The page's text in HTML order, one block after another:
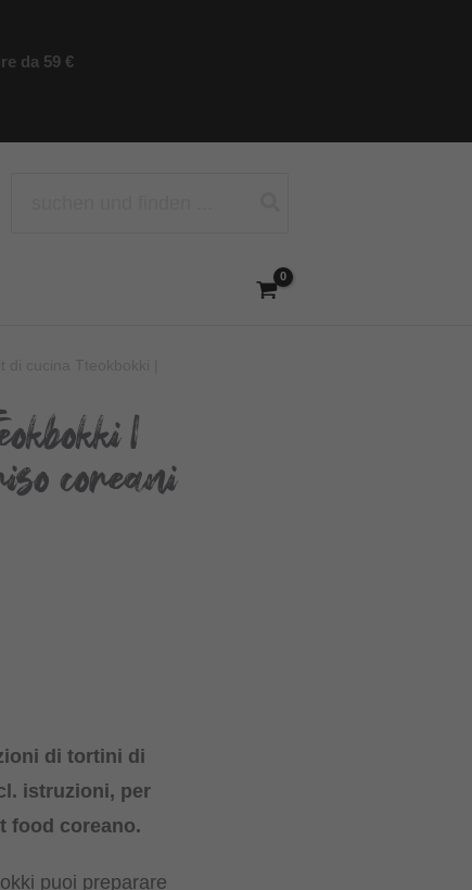
da 59 €
|
coreani
di tortini di
istruzioni, per
food coreano.
puoi preparare